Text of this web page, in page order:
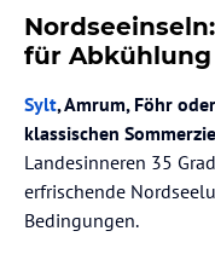
für
Sylt, Amrum, Föhr oder
klassischen
Landesinneren 35
erfrischende
Bedingungen.